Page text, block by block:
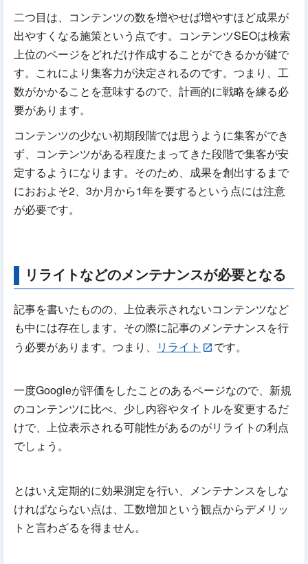
二つ目は、コンテンツの数を増やせば増やすほど成果が
出やすくなる施策という点です。コンテンツSEOは検索
上位のページをどれだけ作成することができるかが鍵で
す。これにより集客力が決定されるのです。つまり、工
数がかかることを意味するので、計画的に戦略を練る必
要があります。
コンテンツの少ない初期段階では思うように集客ができ
ず、コンテンツがある程度たまってきた段階で集客が安
定するようになります。そのため、成果を創出するまで
におおよそ2、3か月から1年を要するという点には注意
が必要です。
リライトなどのメンテナンスが必要となる
記事を書いたものの、上位表示されないコンテンツなど
も中には存在します。その際に記事のメンテナンスを行
う必要があります。つまり、
リライト です。
一度Googleが評価をしたことのあるページなので、新規
のコンテンツに比べ、少し内容やタイトルを変更するだ
けで、上位表示される可能性があるのがリライトの利点
でしょう。
とはいえ定期的に効果測定を行い、メンテナンスをしな
ければならない点は、工数増加という観点からデメリッ
トと言わざるを得ません。